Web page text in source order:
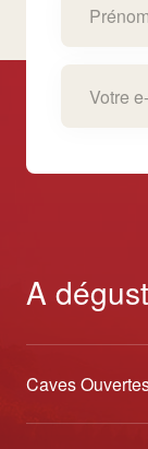
A
Caves
À propos